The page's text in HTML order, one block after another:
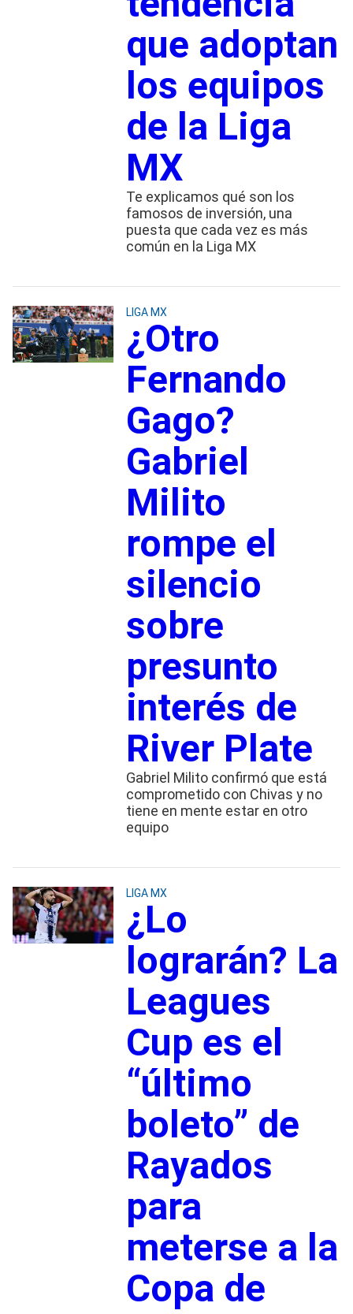
que adoptan
los equipos
de la Liga
MX
Te explicamos qué son los
famosos de inversión, una
puesta que cada vez es más
común en la Liga MX
LIGA MX
¿Otro
Fernando
Gago?
Gabriel
Milito
rompe el
silencio
sobre
presunto
interés de
River Plate
Gabriel Milito confirmó que está
comprometido con Chivas y no
tiene en mente estar en otro
equipo
LIGA MX
¿Lo
lograrán? La
Leagues
Cup es el
“último
boleto” de
Rayados
para
meterse a la
Copa de